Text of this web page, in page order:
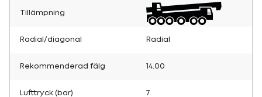
Tillämpning
Radial/diagonal Radial
Rekommenderad fälg 14.00
Lufttryck (bar) 7